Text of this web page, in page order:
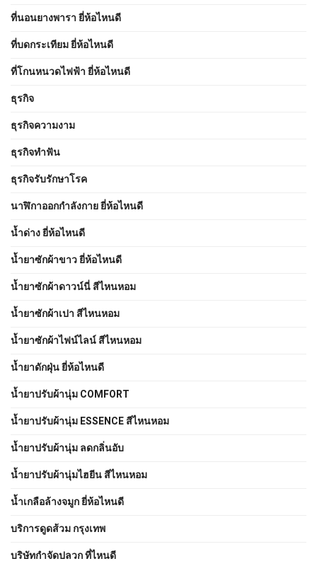
ที่นอนยางพารา ยี่ห้อไหนดี
ที่บดกระเทียม ยี่ห้อไหนดี
ที่โกนหนวดไฟฟ้า ยี่ห้อไหนดี
ธุรกิจ
ธุรกิจความงาม
ธุรกิจทำฟัน
ธุรกิจรับรักษาโรค
นาฬิกาออกกำลังกาย ยี่ห้อไหนดี
น้ำด่าง ยี่ห้อไหนดี
น้ำยาซักผ้าขาว ยี่ห้อไหนดี
น้ำยาซักผ้าดาวน์นี่ สีไหนหอม
น้ำยาซักผ้าเปา สีไหนหอม
น้ำยาซักผ้าไฟน์ไลน์ สีไหนหอม
น้ำยาดักฝุ่น ยี่ห้อไหนดี
น้ำยาปรับผ้านุ่ม COMFORT
น้ำยาปรับผ้านุ่ม ESSENCE สีไหนหอม
น้ำยาปรับผ้านุ่ม ลดกลิ่นอับ
น้ำยาปรับผ้านุ่มไฮยีน สีไหนหอม
น้ำเกลือล้างจมูก ยี่ห้อไหนดี
บริการดูดส้วม กรุงเทพ
บริษัทกำจัดปลวก ที่ไหนดี